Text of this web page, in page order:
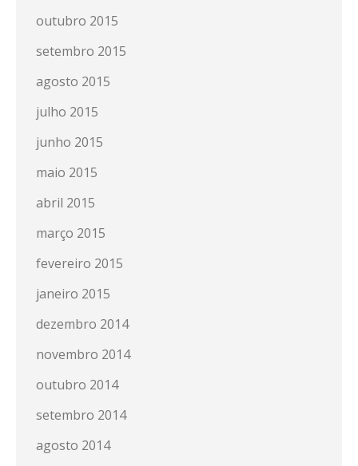
outubro 2015
setembro 2015
agosto 2015
julho 2015
junho 2015
maio 2015
abril 2015
março 2015
fevereiro 2015
janeiro 2015
dezembro 2014
novembro 2014
outubro 2014
setembro 2014
agosto 2014